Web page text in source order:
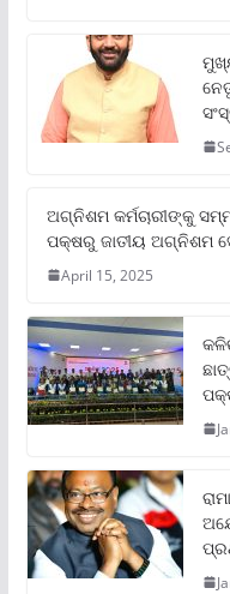
ଅଗ୍ନିଶମ କର୍ମଚାରୀଙ୍କୁ
ପକ୍ଷରୁ ଜାତୀୟ ଅଗ୍ନିଶମ
April 15, 2025